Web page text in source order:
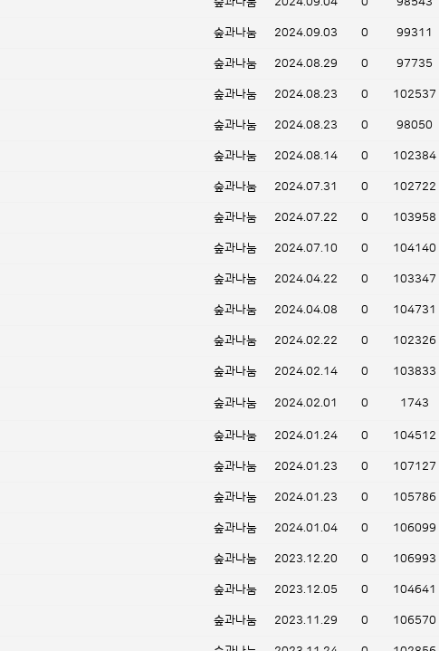
숲과나눔 2024.09.03 0 99311
숲과나눔 2024.08.29 0 97735
숲과나눔 2024.08.23 0 102537
숲과나눔 2024.08.23 0 98050
숲과나눔 2024.08.14 0 102384
숲과나눔 2024.07.31 0 102722
숲과나눔 2024.07.22 0 103958
숲과나눔 2024.07.10 0 104140
숲과나눔 2024.04.22 0 103347
숲과나눔 2024.04.08 0 104731
숲과나눔 2024.02.22 0 102326
숲과나눔 2024.02.14 0 103833
숲과나눔 2024.02.01 0 1743
숲과나눔 2024.01.24 0 104512
숲과나눔 2024.01.23 0 107127
숲과나눔 2024.01.23 0 105786
숲과나눔 2024.01.04 0 106099
숲과나눔 2023.12.20 0 106993
숲과나눔 2023.12.05 0 104641
숲과나눔 2023.11.29 0 106570